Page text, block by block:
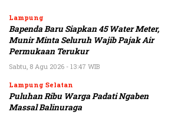
Lampung
Bapenda Baru Siapkan 45 Water Meter,
Munir Minta Seluruh Wajib Pajak Air
Permukaan Terukur
Sabtu, 8 Agu 2026 - 13:47 WIB
Lampung Selatan
Puluhan Ribu Warga Padati Ngaben
Massal Balinuraga